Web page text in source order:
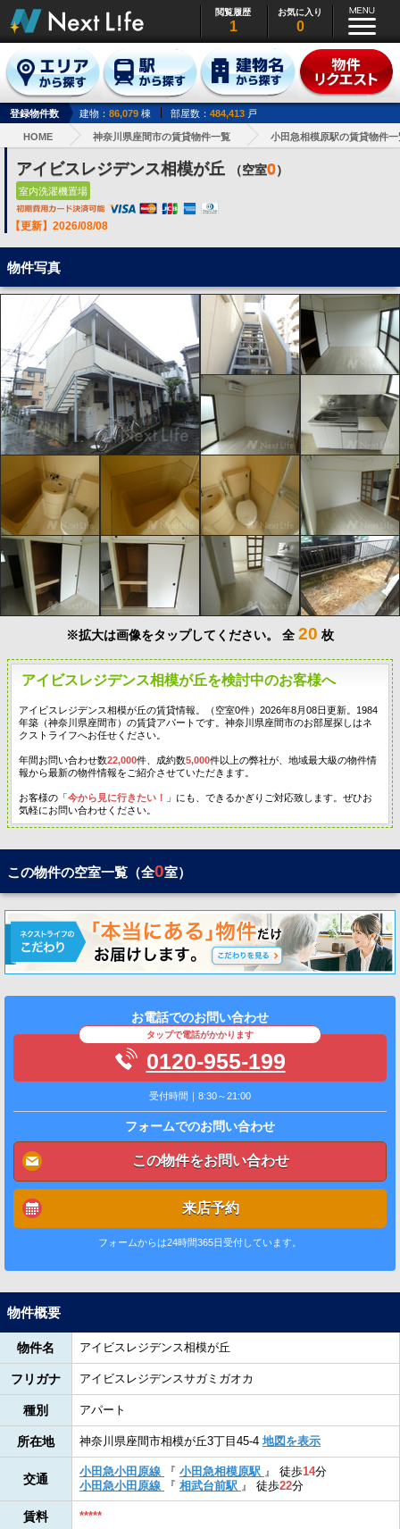
閲覧履歴
1
お気に入り
0
登録物件数 建物： 86,079 棟 部屋数： 484,413 戸
HOME 神奈川県座間市の賃貸物件一覧 小田急相模原駅の賃貸物件一
アイビスレジデンス相模が丘 （空室0）
室内洗濯機置場
【更新】2026/08/08
物件写真
※拡大は画像をタップしてください。 全 20 枚
アイビスレジデンス相模が丘を検討中のお客様へ
アイビスレジデンス相模が丘の賃貸情報。（空室0件）2026年8月08日更新。1984
年築（神奈川県座間市）の賃貸アパートです。神奈川県座間市のお部屋探しはネ
クストライフへお任せください。
年間お問い合わせ数22,000件、成約数5,000件以上の弊社が、地域最大級の物件情
報から最新の物件情報をご紹介させていただきます。
お客様の「今から見に行きたい！
」にも、できるかぎりご対応致します。ぜひお
気軽にお問い合わせください。
この物件の空室一覧（全0室）
お電話でのお問い合わせ
タップで電話がかかります
0120-955-199
受付時間｜8:30～21:00
フォームでのお問い合わせ
この物件をお問い合わせ
来店予約
フォームからは24時間365日受付しています。
物件概要
物件名 アイビスレジデンス相模が丘
フリガナ アイビスレジデンスサガミガオカ
種別 アパート
所在地 神奈川県座間市相模が丘3丁目45-4 地図を表示
交通
小田急小田原線 『 小田急相模原駅 』 徒歩14分
小田急小田原線
『 相武台前駅 』 徒歩22分
賃料 *****